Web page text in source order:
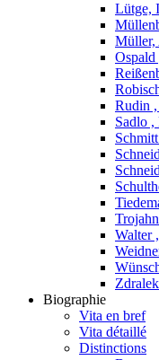
Lütge,
Müller,
Rudin
Sadlo ,
Walter
Biographie
Vita en bref
Vita détaillé
Distinctions